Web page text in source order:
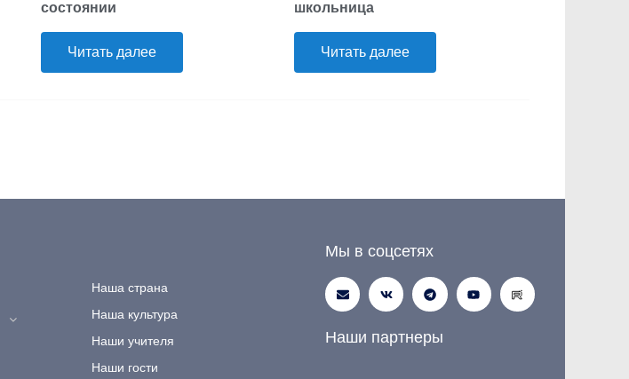
состоянии
Читать далее
школьница
Читать далее
Наша страна
Наша культура
Наши учителя
Наши гости
Мы в соцсетях
Наши партнеры